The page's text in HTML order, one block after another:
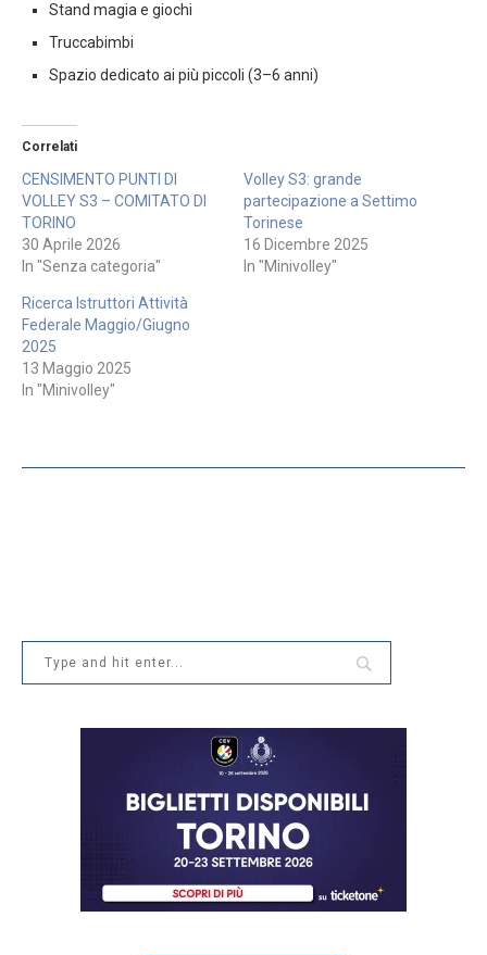
Stand magia e giochi
Truccabimbi
Spazio dedicato ai più piccoli (3–6 anni)
Correlati
CENSIMENTO PUNTI DI
VOLLEY S3 – COMITATO DI
TORINO
30 Aprile 2026
In "Senza categoria"
Volley S3: grande
partecipazione a Settimo
Torinese
16 Dicembre 2025
In "Minivolley"
Ricerca Istruttori Attività
Federale Maggio/Giugno
2025
13 Maggio 2025
In "Minivolley"